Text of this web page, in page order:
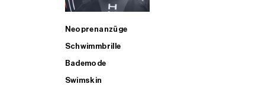
Neoprenanzüge
Schwimmbrille
Bademode
Swimskin